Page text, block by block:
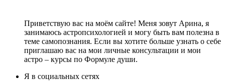
Приветствую вас на моём сайте! Меня зовут Арина, я
занимаюсь астропсихологией и могу быть вам полезна в
теме самопознания. Если вы хотите больше узнать о себе
приглашаю вас на мои личные консультации и мои
астро – курсы по Формуле души.
Я в социальных сетях